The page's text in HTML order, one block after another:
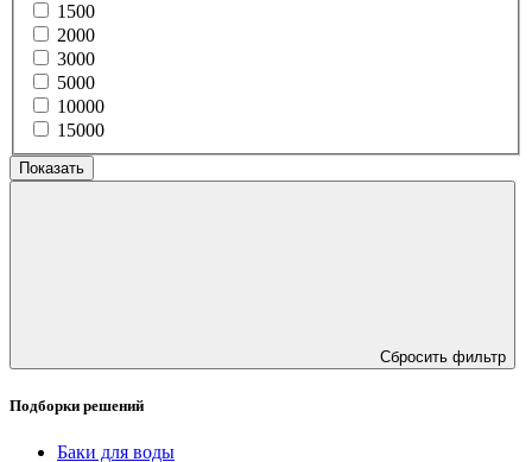
1500
2000
3000
5000
10000
15000
Показать
Сбросить фильтр
Подборки решений
Баки для воды